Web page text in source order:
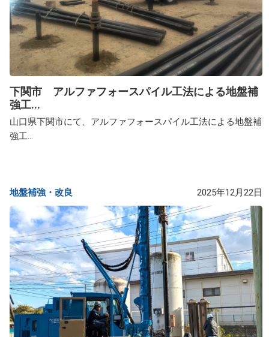
下関市 アルファフォースパイル工法による地盤補
強工...
山口県下関市にて、アルファフォースパイル工法による地盤補
強工...
地盤補強・改良​ 2025年12月22日